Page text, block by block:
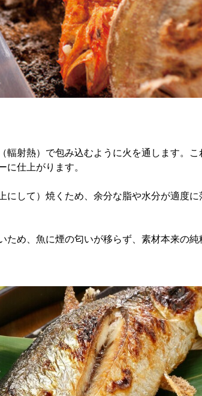
輻射熱）で包み込むように火を通します。
仕上がります。
して）焼くため、余分な脂や水分が適度に
ため、魚に煙の匂いが移らず、素材本来の